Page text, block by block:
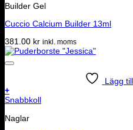
Builder Gel
Cuccio Calcium Builder 13ml
381.00 kr inkl. moms
Lägg
+
Snabbkoll
Naglar